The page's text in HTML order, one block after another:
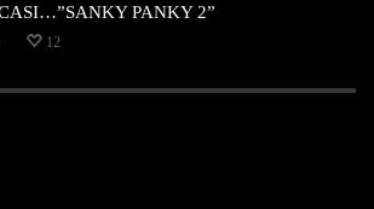
PANKY 2”
12